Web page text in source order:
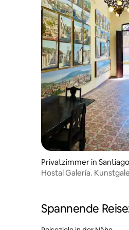
Privatzimmer in
Cuba
Hostal Galería.
Spannende